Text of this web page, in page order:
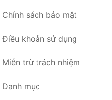
Chính sách bảo mật
Điều khoản sử dụng
Miễn trừ trách nhiệm
Danh mục